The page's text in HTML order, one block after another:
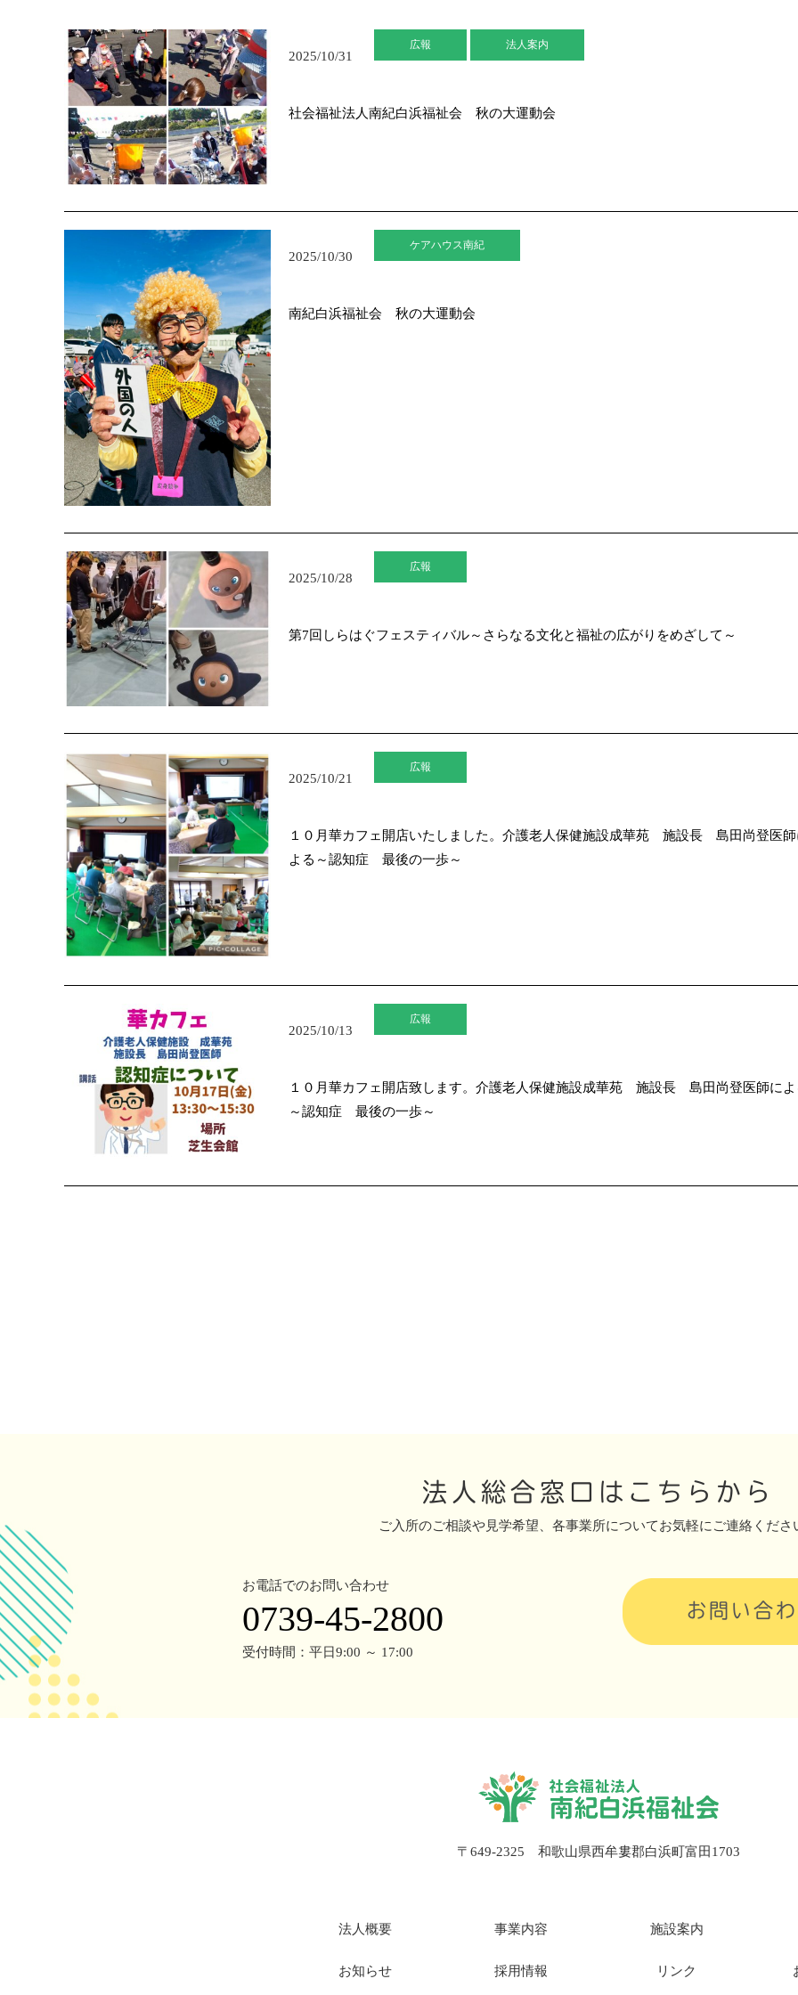
2025/10/31
広報 法人案内
社会福祉法人南紀白浜福祉会 秋の大運動会
2025/10/30
ケアハウス南紀
南紀白浜福祉会 秋の大運動会
2025/10/28
広報
第7回しらはぐフェスティバル～さらなる文化と福祉の広がりをめざして～
2025/10/21
広報
１０月華カフェ開店いたしました。介護老人保健施設成華苑 施設長 島田尚登医師
よる～認知症 最後の一歩～
2025/10/13
広報
１０月華カフェ開店致します。介護老人保健施設成華苑 施設長 島田尚登医師によ
～認知症 最後の一歩～
法人総合窓口はこちらから
ご入所のご相談や見学希望、 各事業所についてお気軽にご連絡くださ
お電話でのお問い合わせ
0739-45-2800
受付時間：平日9:00 ～ 17:00
お問い合
〒649-2325 和歌山県西牟婁郡白浜町富田1703
法人概要 事業内容 施設案内
お知らせ 採用情報 リンク